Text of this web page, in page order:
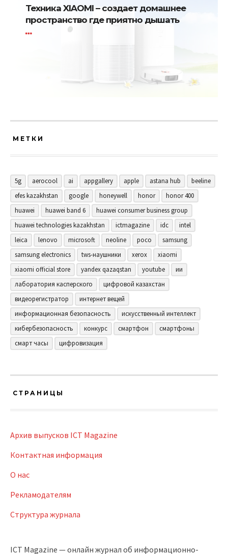
Техника XIAOMI – создает домашнее
пространство где приятно дышать
МЕТКИ
5g aerocool ai appgallery apple astana hub
beeline
efes kazakhstan
google honeywell honor
honor 400
huawei
huawei band 6
huawei consumer business group
huawei technologies kazakhstan
ictmagazine idc
intel
leica
lenovo microsoft neoline poco
samsung
samsung electronics
tws-наушники xerox
xiaomi
xiaomi official store
yandex qazaqstan youtube
ии
лаборатория касперского
цифровой казахстан
видеорегистратор
интернет вещей
информационная безопасность
искусственный интеллект
кибербезопасность
конкурс смартфон
смартфоны
смарт часы
цифровизация
СТРАНИЦЫ
Архив выпусков ICT Magazine
Контактная информация
О нас
Рекламодателям
Структура журнала
ICT Magazine — онлайн журнал об информационно-